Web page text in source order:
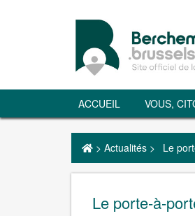
ACCUEIL VOUS,
> Actualités > Le
Le porte-à-